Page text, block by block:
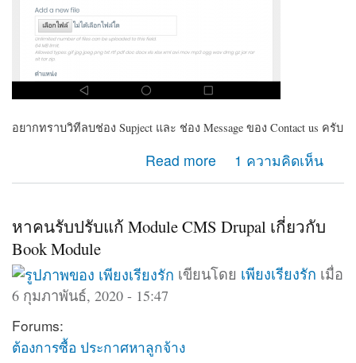
อยากทราบวิทีลบช่อง Supject และ ช่อง Message ของ Contact us ครับ
Read more
about ต้องการลบช่อง Supject และ ช่อง Massage
ของContact us
1 ความคิดเห็น
หาคนรับปรับแก้ Module CMS Drupal เกี่ยวกับ
Book Module
เขียนโดย เพียงเรียงรัก เมื่อ
6 กุมภาพันธ์, 2020 - 15:47
Forums:
ต้องการซื้อ ประกาศหาลูกจ้าง